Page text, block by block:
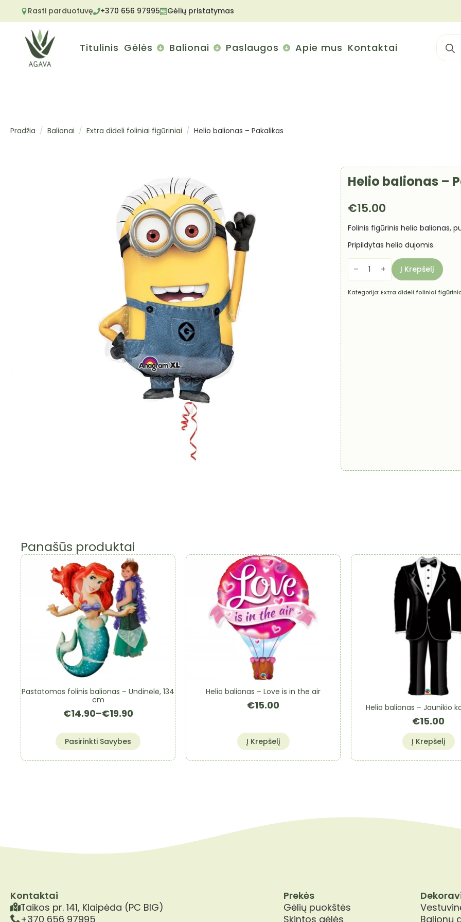
Rasti parduotuvę +370 656 97995 Gėlių pristatymas
Titulinis Gėlės Balionai Paslaugos Apie mus Kontaktai
for:
Pradžia Balionai Extra dideli foliniai figūriniai Helio balionas – Pakalikas
Helio balionas –
€15.00
Folinis figūrinis helio balionas,
Pripildytas helio dujomis.
produkto
kiekis:
balionas
-
Pakalikas
Į Krepšelį
Kategorija:Extra dideli foliniai
Panašūs produktai
Pastatomas folinis balionas – Undinėlė, 134
cm
€14.90–€19.90
Price
€14.90
through
€19.90
Pasirinkti Savybes
This
product
has
on
page
Helio balionas – Love is in the air
€15.00
Į Krepšelį
Helio balionas – Jaunikio
€15.00
Į Krepšelį
Kontaktai
Taikos pr. 141, Klaipėda (PC BIG)
+370 656 97995
Prekės
Gėlių puokštės
Skintos gėlės
Balionų